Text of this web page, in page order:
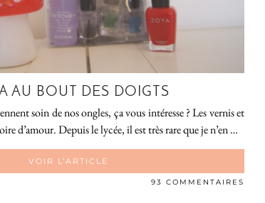
AU BOUT DES DOIGTS
soin de nos ongles, ça vous intéresse ? Les vernis et
d’amour. Depuis le lycée, il est très rare que je n’en …
VOIR L’ARTICLE
93 COMMENTAIRES